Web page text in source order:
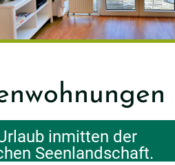
inmitten der
Seenlandschaft.